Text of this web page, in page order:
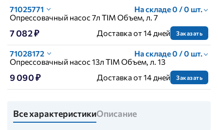
71025771
На складе 0 / 0 шт.
Опрессовачный насос 7л TIM Объем, л. 7
7 082 ₽ Доставка от 14 дней Заказать
71028172
На складе 0 / 0 шт.
Опрессовачный насос 13л TIM Объем, л. 13
9 090 ₽ Доставка от 14 дней Заказать
Все характеристикиОписание